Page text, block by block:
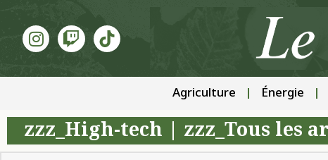
Agriculture Énergie
zzz_High-tech zzz_Tous les